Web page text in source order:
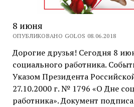
8 июня
ОПУБЛИКОВАНО GOLOS 08.06.2018
Дорогие друзья! Сегодня 8
социального работника.
Указом Президента
27.10.2000 г. № 1796 «О Дне
работника». Документ